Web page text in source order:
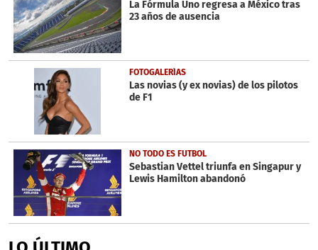
7
seconds
La Fórmula Uno regresa a México tras
23 años de ausencia
FOTOGALERÍAS
Las novias (y ex novias) de los pilotos
de F1
NO TODO ES FUTBOL
Sebastian Vettel triunfa en Singapur y
Lewis Hamilton abandonó